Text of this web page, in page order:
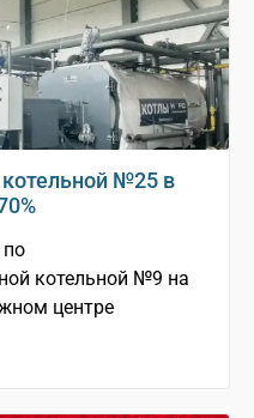
котельной №25 в
котельной №9 на
центре